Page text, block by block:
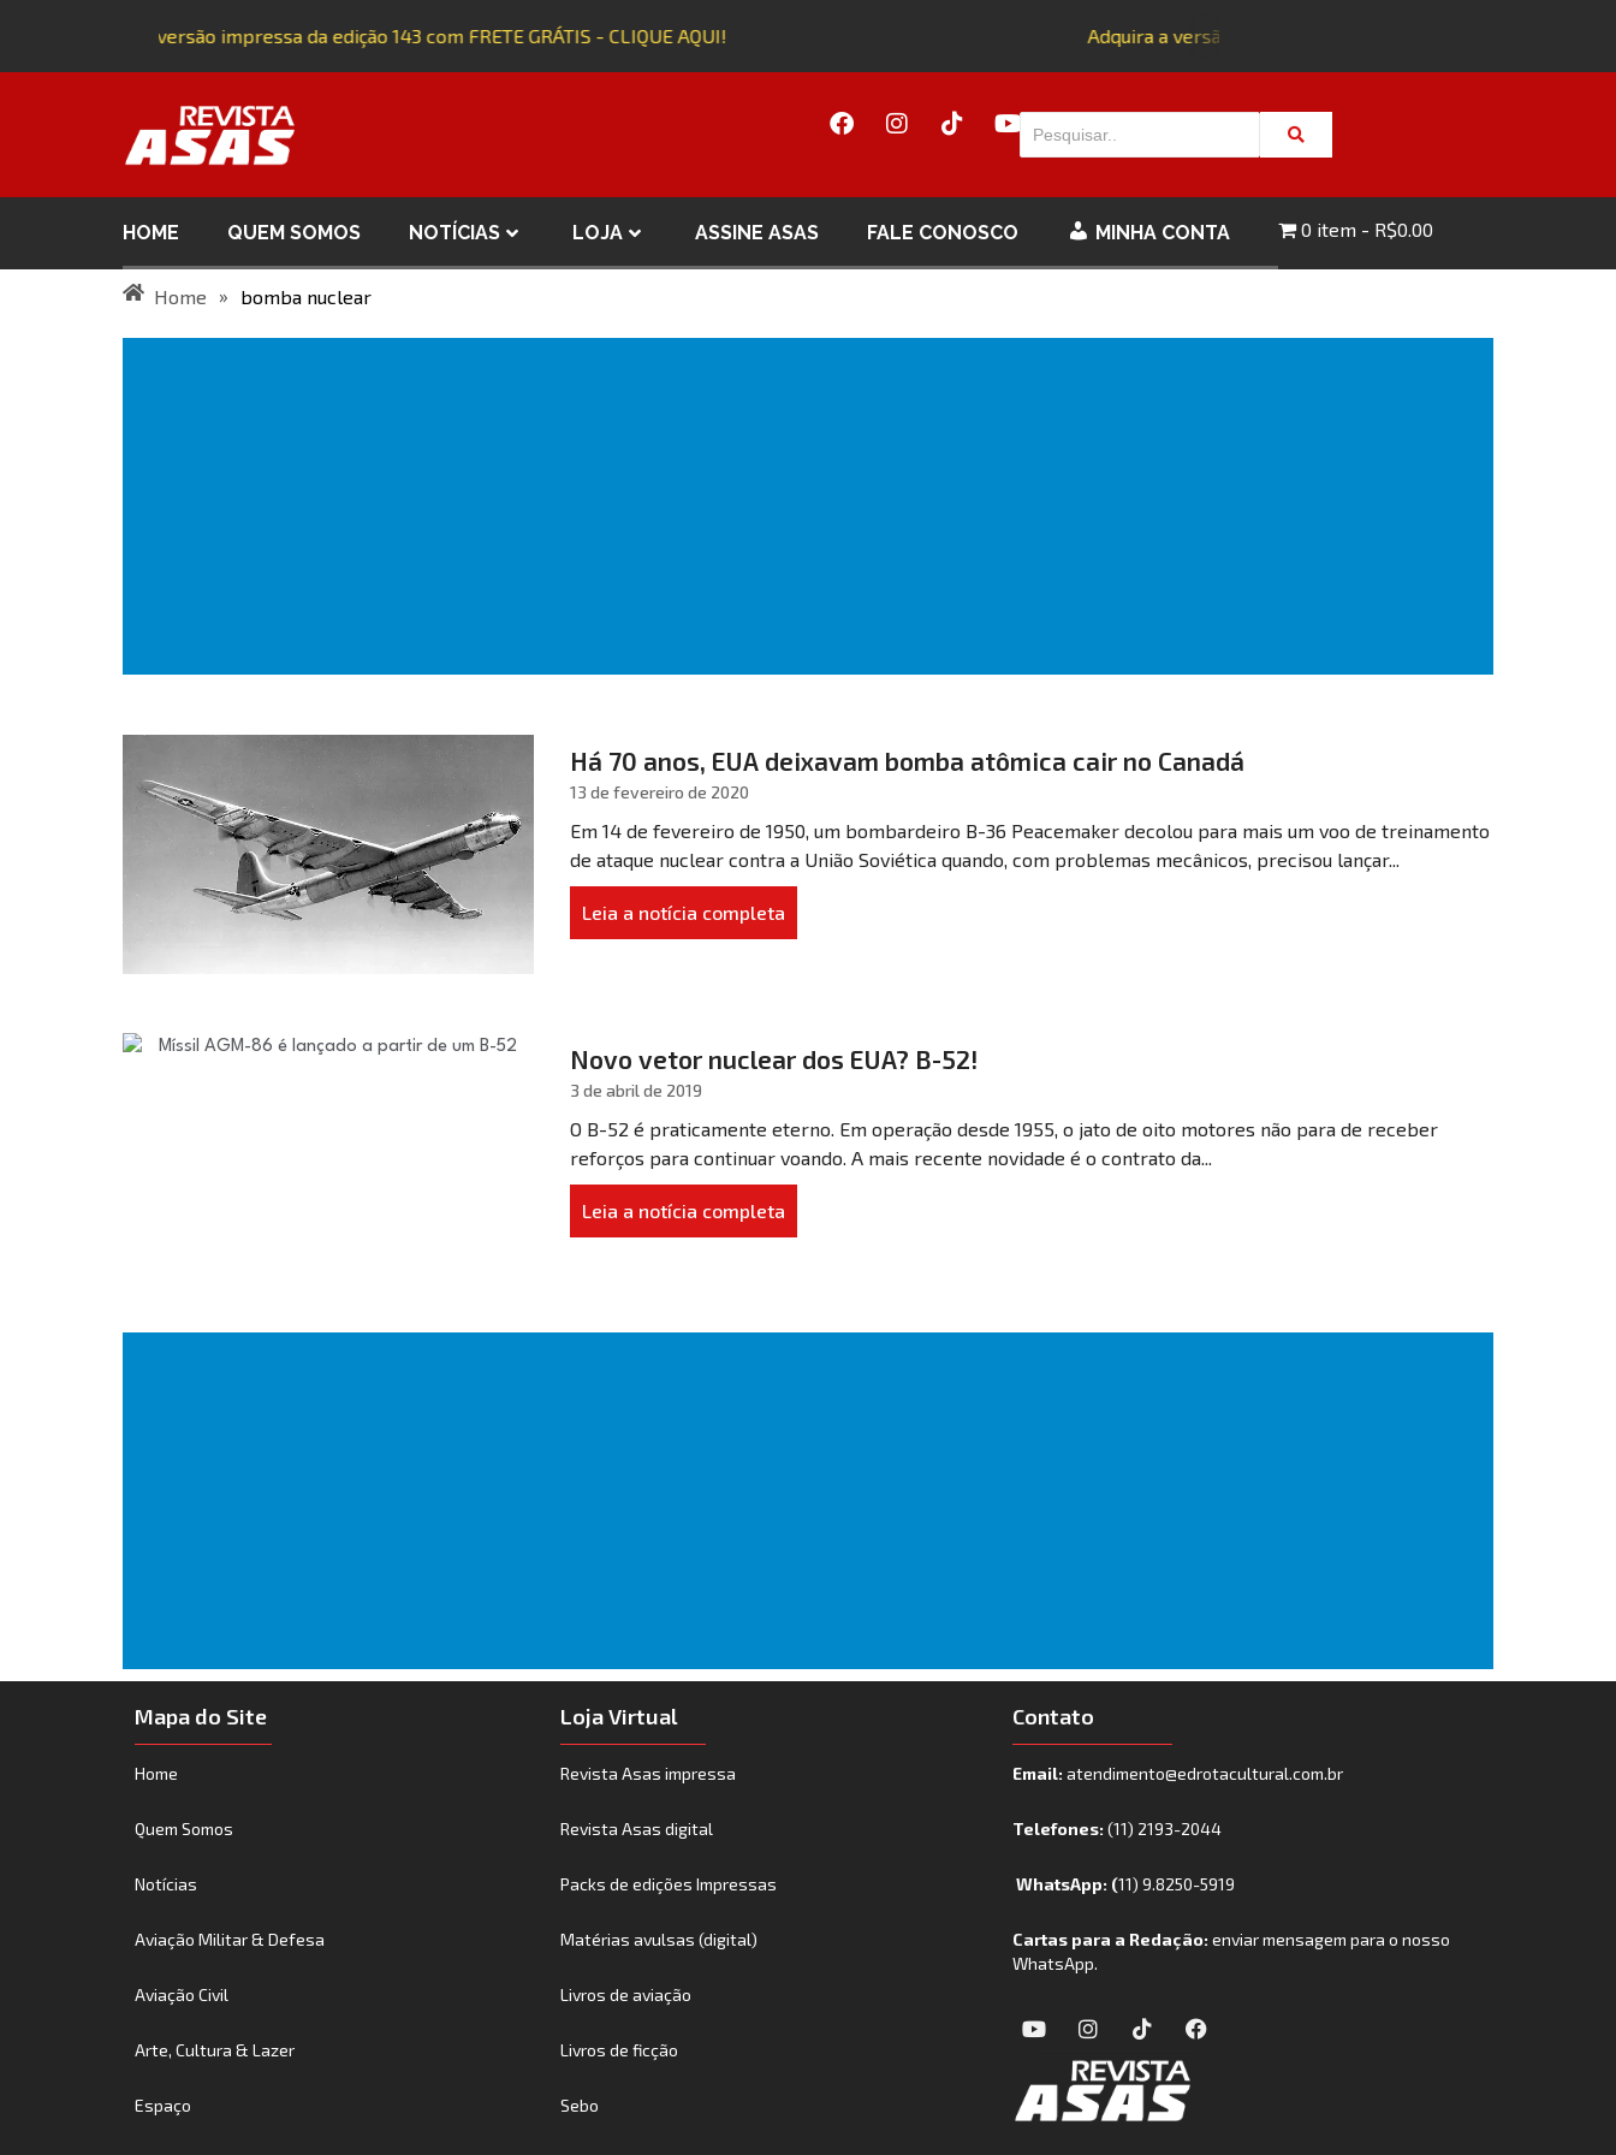
Adquira a versão impressa da edição 143 com FRETE GRÁTIS - CLIQUE AQUI! Adquira a versão impressa da edição 143 com FRETE GRÁTIS -
HOME QUEM SOMOS NOTÍCIAS LOJA ASSINE ASAS FALE CONOSCO MINHA CONTA 0 item R$0.00
Home » bomba nuclear
Há 70 anos, EUA deixavam bomba atômica cair no Canadá
13 de fevereiro de 2020
Em 14 de fevereiro de 1950, um bombardeiro B-36 Peacemaker decolou para mais um voo de treinamento
de ataque nuclear contra a União Soviética quando, com problemas mecânicos, precisou lançar...
Leia a notícia completa
Novo vetor nuclear dos EUA? B-52!
3 de abril de 2019
O B-52 é praticamente eterno. Em operação desde 1955, o jato de oito motores não para de receber
reforços para continuar voando. A mais recente novidade é o contrato da...
Leia a notícia completa
Mapa do Site
Home
Quem Somos
Notícias
Aviação Militar & Defesa
Aviação Civil
Arte, Cultura & Lazer
Espaço
Loja Virtual
Revista Asas impressa
Revista Asas digital
Packs de edições Impressas
Matérias avulsas (digital)
Livros de aviação
Livros de ficção
Sebo
Contato
Email:atendimento@edrotacultural.com.br
Telefones:(11) 2193-2044
WhatsApp: (11) 9.8250-5919
Cartas para a Redação:enviar mensagem para o nosso
WhatsApp.